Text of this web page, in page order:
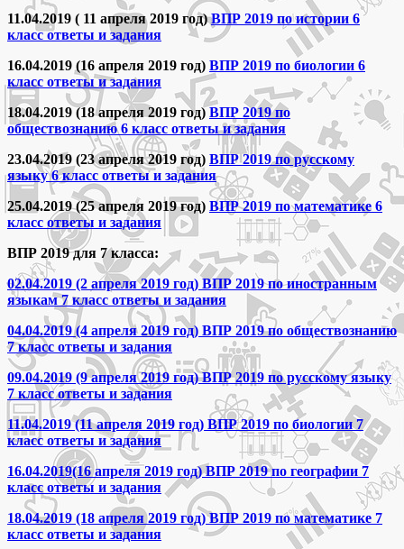
11.04.2019 ( 11 апреля 2019 год)ВПР 2019 по истории 6
класс ответы и задания
16.04.2019 (16 апреля 2019 год) ВПР 2019 по биологии 6
класс ответы и задания
18.04.2019 (18 апреля 2019 год)ВПР 2019 по
обществознанию 6 класс ответы и задания
23.04.2019 (23 апреля 2019 год) ВПР 2019 по русскому
языку 6 класс ответы и задания
25.04.2019 (25 апреля 2019 год) ВПР 2019 по математике 6
класс ответы и задания
ВПР 2019 для 7 класса:
02.04.2019 (2 апреля 2019 год) ВПР 2019 по иностранным
языкам 7 класс ответы и задания
04.04.2019 (4 апреля 2019 год) ВПР 2019 по обществознанию
7 класс ответы и задания
09.04.2019 (9 апреля 2019 год) ВПР 2019 по русскому языку
7 класс ответы и задания
11.04.2019 (11 апреля 2019 год) ВПР 2019 по биологии 7
класс ответы и задания
16.04.2019(16 апреля 2019 год) ВПР 2019 по географии 7
класс ответы и задания
18.04.2019 (18 апреля 2019 год) ВПР 2019 по математике 7
класс ответы и задания